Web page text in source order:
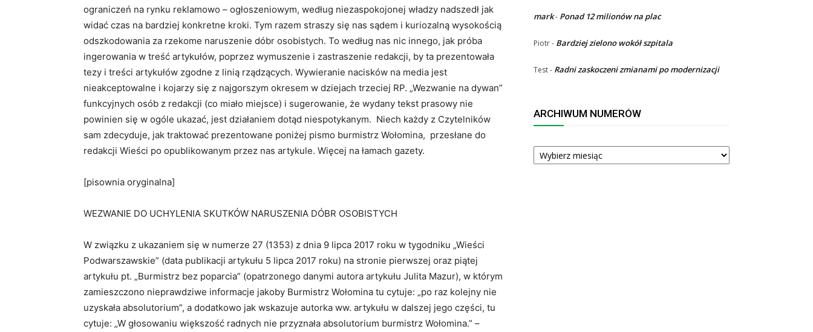
ograniczeń na rynku reklamowo – ogłoszeniowym, według niezaspokojonej władzy nadszedł jak
widać czas na bardziej konkretne kroki. Tym razem straszy się nas sądem i kuriozalną wysokością
odszkodowania za rzekome naruszenie dóbr osobistych. To według nas nic innego, jak próba
ingerowania w treść artykułów, poprzez wymuszenie i zastraszenie redakcji, by ta prezentowała
tezy i treści artykułów zgodne z linią rządzących. Wywieranie nacisków na media jest
nieakceptowalne i kojarzy się z najgorszym okresem w dziejach trzeciej RP. „Wezwanie na dywan”
funkcyjnych osób z redakcji (co miało miejsce) i sugerowanie, że wydany tekst prasowy nie
powinien się w ogóle ukazać, jest działaniem dotąd niespotykanym. Niech każdy z Czytelników
sam zdecyduje, jak traktować prezentowane poniżej pismo burmistrz Wołomina, przesłane do
redakcji Wieści po opublikowanym przez nas artykule. Więcej na łamach gazety.
[pisownia oryginalna]
WEZWANIE DO UCHYLENIA SKUTKÓW NARUSZENIA DÓBR OSOBISTYCH
W związku z ukazaniem się w numerze 27 (1353) z dnia 9 lipca 2017 roku w tygodniku „Wieści
Podwarszawskie” (data publikacji artykułu 5 lipca 2017 roku) na stronie pierwszej oraz piątej
artykułu pt. „Burmistrz bez poparcia” (opatrzonego danymi autora artykułu Julita Mazur), w którym
zamieszczono nieprawdziwe informacje jakoby Burmistrz Wołomina tu cytuje: „po raz kolejny nie
uzyskała absolutorium”, a dodatkowo jak wskazuje autorka ww. artykułu w dalszej jego części, tu
cytuje: „W głosowaniu większość radnych nie przyznała absolutorium burmistrz Wołomina.” –
mark- Ponad 12 milionów na plac
Piotr- Bardziej zielono wokół szpitala
Test- Radni zaskoczeni zmianami po modernizacji
ARCHIWUM NUMERÓW
ARCHIWUM
NUMERÓW